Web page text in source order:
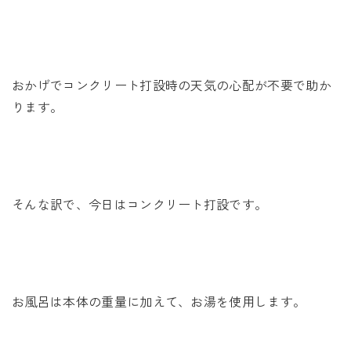
おかげでコンクリート打設時の天気の心配が不要で助か
ります。
そんな訳で、今日はコンクリート打設です。
お風呂は本体の重量に加えて、お湯を使用します。